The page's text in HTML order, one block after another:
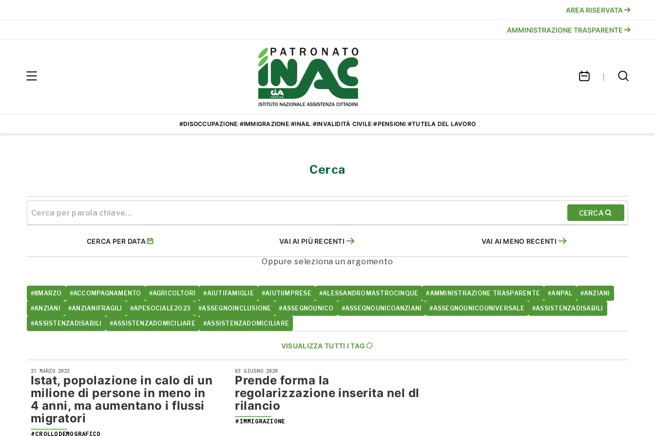
AREA RISERVATA
AMMINISTRAZIONE TRASPARENTE
#DISOCCUPAZIONE/#IMMIGRAZIONE/#INAIL/#INVALIDITÀ CIVILE/#PENSIONI/#TUTELA DEL LAVORO
Cerca
CERCA
CERCA PER DATA VAI AI PIÙ RECENTI VAI AI MENO RECENTI
Oppure seleziona un argomento
#8MARZO #ACCOMPAGNAMENTO #AGRICOLTORI #AIUTIFAMIGLIE #AIUTIIMPRESE #ALESSANDROMASTROCINQUE #AMMINISTRAZIONE TRASPARENTE #ANPAL #ANZIANI
#ANZIANI #ANZIANIFRAGILI #APESOCIALE2023 #ASSEGNOINCLUSIONE #ASSEGNOUNICO #ASSEGNOUNICOANZIANI #ASSEGNOUNICOUNIVERSALE #ASSISTENZADISABILI
#ASSISTENZADISABILI #ASSISTENZADOMICILIARE #ASSISTENZADOMICILIARE
VISUALIZZA TUTTI I TAG
21 MARZO 2023
Istat, popolazione in calo di un
milione di persone in meno in
4 anni, ma aumentano i flussi
migratori
#CROLLODEMOGRAFICO
03 GIUGNO 2020
Prende forma la
regolarizzazione inserita nel dl
rilancio
#IMMIGRAZIONE